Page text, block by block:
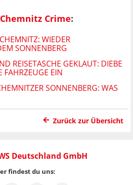
Chemnitz Crime:
WIEDER
SONNENBERG
REISETASCHE GEKLAUT: DIEBE
FAHRZEUGE EIN
SONNENBERG: WAS
Zurück zur Übersicht
Deutschland GmbH
findest du uns: